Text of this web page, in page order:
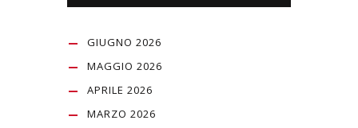
GIUGNO 2026
MAGGIO 2026
APRILE 2026
MARZO 2026